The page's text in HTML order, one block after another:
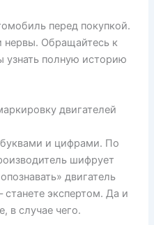
перед покупкой.
нервы. Обращайтесь к
узнать полную историю
двигателей
и цифрами. По
шифрует
двигатель
экспертом. Да и
в случае чего.